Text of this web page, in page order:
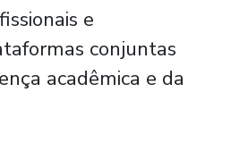
e
conjuntas
acadêmica e da